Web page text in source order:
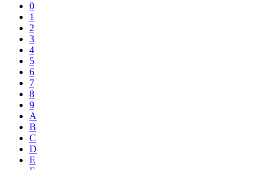
0
1
2
3
4
5
6
7
8
9
A
B
C
D
E